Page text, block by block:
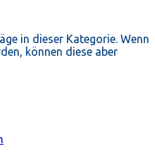
in dieser Kategorie. Wenn
können diese aber